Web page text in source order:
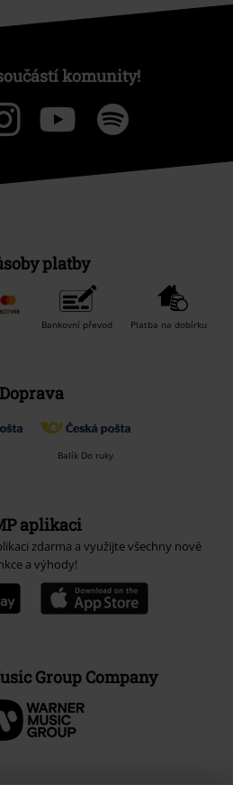
komunity!
platby
Bankovní převod Platba na dobírku
Doprava
Balík Do ruky
aplikaci
zdarma a využijte všechny nové
a výhody!
Group Company